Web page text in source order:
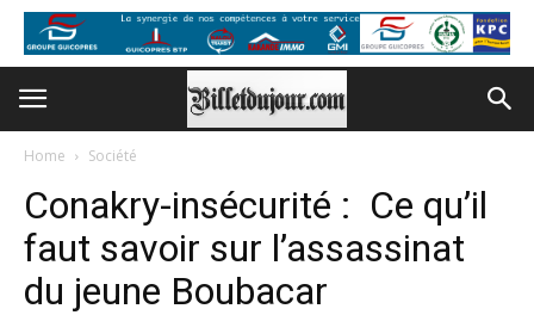
Home Société
Conakry-insécurité : Ce qu’il
faut savoir sur l’assassinat
du jeune Boubacar